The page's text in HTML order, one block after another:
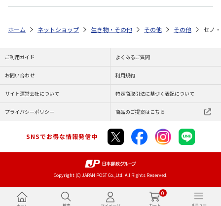
0
ホーム ネットショップ 生き物・その他 その他 その他 セノ
ご利用ガイド よくあるご質問
お問い合わせ 利用規約
サイト運営会社について 特定商取引法に基づく表記について
プライバシーポリシー 商品のご提案はこちら
SNSでお得な情報発信中
Copyright (C) JAPAN POST Co.,Ltd. All Rights Reserved.